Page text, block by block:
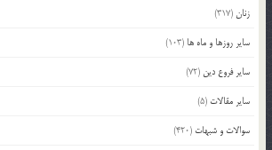
زنان (317)
سایر روزها و ماه ها (103)
سایر فروع دین (72)
سایر مقالات (5)
سوالات و شبهات (420)